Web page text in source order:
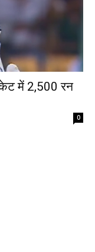
में 2,500 रन
0